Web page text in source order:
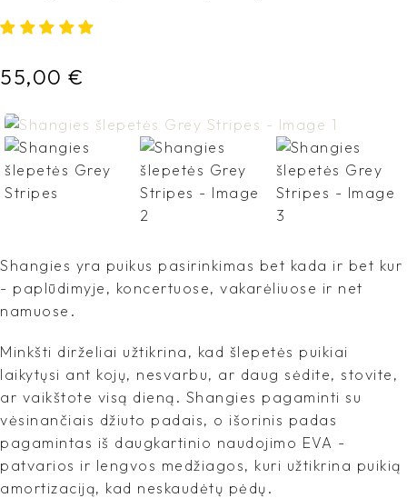
55,00 €
Shangies yra puikus pasirinkimas bet kada ir bet kur
- paplūdimyje, koncertuose, vakarėliuose ir net
namuose.
Minkšti dirželiai užtikrina, kad šlepetės puikiai
laikytųsi ant kojų, nesvarbu, ar daug sėdite, stovite,
ar vaikštote visą dieną. Shangies pagaminti su
vėsinančiais džiuto padais, o išorinis padas
pagamintas iš daugkartinio naudojimo EVA -
patvarios ir lengvos medžiagos, kuri užtikrina puikią
amortizaciją, kad neskaudėtų pėdų.